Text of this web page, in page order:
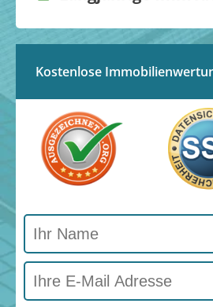
Kostenlose